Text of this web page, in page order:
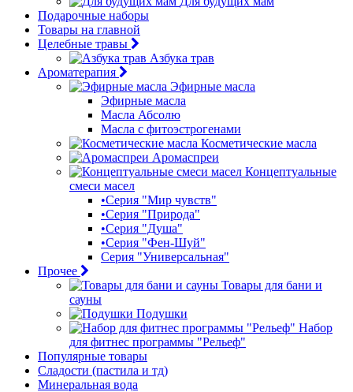
Подарочные наборы
Товары на главной
Целебные травы
Азбука трав
Ароматерапия
Эфирные масла
Эфирные масла
Масла Абсолю
Масла с фитоэстрогенами
Косметические масла
Аромаспреи
Концептуальные
смеси масел
•Серия "Мир чувств"
•Серия "Природа"
•Серия "Душа"
•Серия "Фен-Шуй"
Серия "Универсальная"
Прочее
Товары для бани и
сауны
Подушки
Набор
для фитнес программы "Рельеф"
Популярные товары
Сладости (пастила и тд)
Минеральная вода